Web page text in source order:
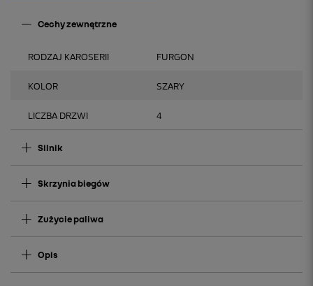
Cechy zewnętrzne
RODZAJ KAROSERII FURGON
KOLOR SZARY
LICZBA DRZWI 4
Silnik
Skrzynia biegów
Zużycie paliwa
Opis